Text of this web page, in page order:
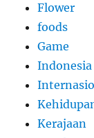
Flower
foods
Game
Indonesia
Kerajaan